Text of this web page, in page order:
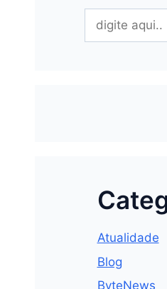
Pesquisar
Atualidade
Blog
ByteNews